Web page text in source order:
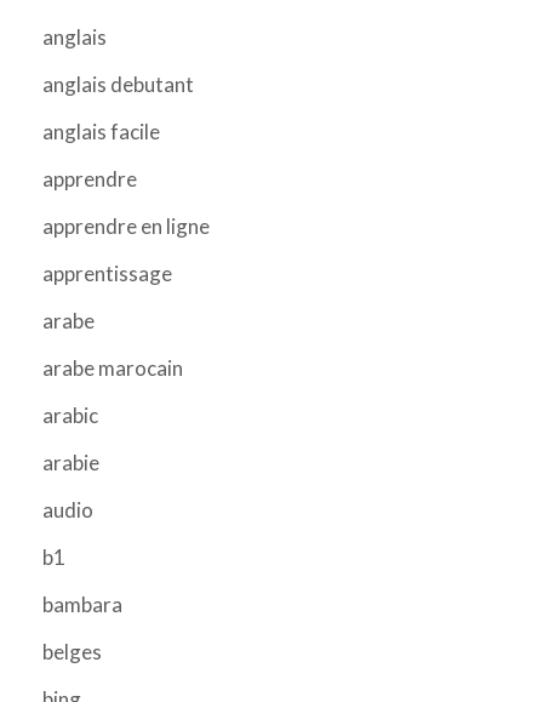
anglais
anglais debutant
anglais facile
apprendre
apprendre en ligne
apprentissage
arabe
arabe marocain
arabic
arabie
audio
b1
bambara
belges